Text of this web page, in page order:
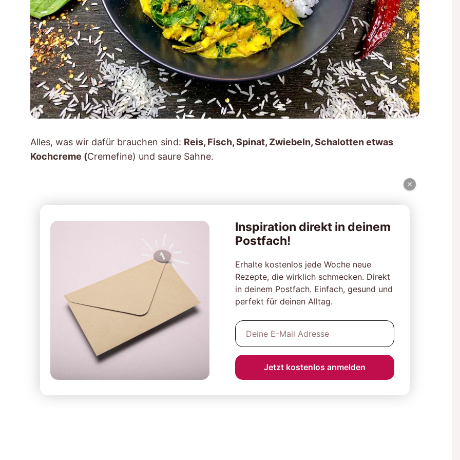
Alles, was wir dafür brauchen sind: Reis, Fisch, Spinat, Zwiebeln, Schalotten etwas
Kochcreme (Cremefine) und saure Sahne.
×
Inspiration direkt in deinem
Postfach!
Erhalte kostenlos jede Woche neue
Rezepte, die wirklich schmecken. Direkt
in deinem Postfach. Einfach, gesund und
perfekt für deinen Alltag.
Jetzt kostenlos anmelden